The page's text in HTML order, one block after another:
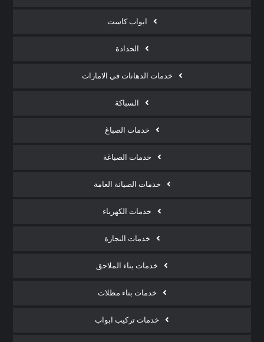
ابواب كاست
الحدادة
خدمات الدهانات في الامارات
السباكة
خدمات الصباغ
خدمات الصباغة
خدمات الصيانة العامة
خدمات الكهرباء
خدمات النجارة
خدمات بناء الملاحق
خدمات بناء مظلات
خدمات تركيب ابواب